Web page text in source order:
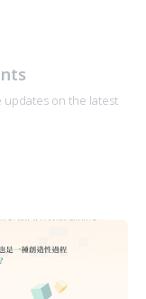
on the latest